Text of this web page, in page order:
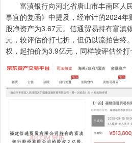
富滇银行向河北省唐山市丰南区人
事宜的复函》中提及，经审计的2024
股净资产为3.67元。信通贸易持有富滇
元，较评估价打七折，但仍以流拍告终
权，起拍价为3.9亿元，同样较评估价打